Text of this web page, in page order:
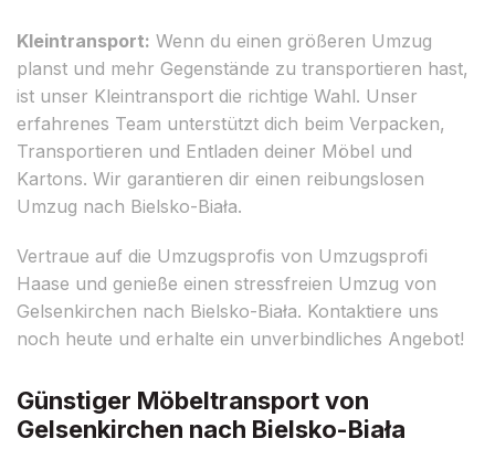
Kleintransport: Wenn du einen größeren Umzug
planst und mehr Gegenstände zu transportieren hast,
ist unser Kleintransport die richtige Wahl. Unser
erfahrenes Team unterstützt dich beim Verpacken,
Transportieren und Entladen deiner Möbel und
Kartons. Wir garantieren dir einen reibungslosen
Umzug nach Bielsko-Biała.
Vertraue auf die Umzugsprofis von Umzugsprofi
Haase und genieße einen stressfreien Umzug von
Gelsenkirchen nach Bielsko-Biała. Kontaktiere uns
noch heute und erhalte ein unverbindliches Angebot!
Günstiger Möbeltransport von
Gelsenkirchen nach Bielsko-Biała